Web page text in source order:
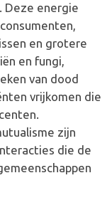
Deze energie
en grotere
en fungi,
van dood
vrijkomen die
zijn
die de